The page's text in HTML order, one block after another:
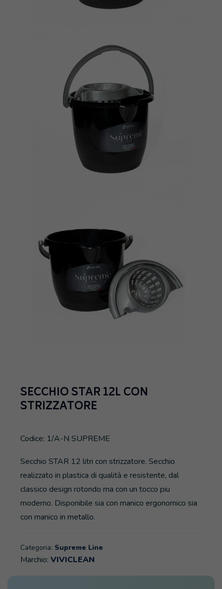
SECCHIO STAR 12L CON
STRIZZATORE
Codice: 1/A-N SUPREME
Secchio STAR 12 litri con strizzatore. Secchio
realizzato in plastica di qualità e resistente, dal
classico design rotondo ma con un tocco piu
moderno. Disponibile sia con manico ergonomico sia
con manico in metallo.
Categoria: Supreme Line
Marchio: VIVICLEAN